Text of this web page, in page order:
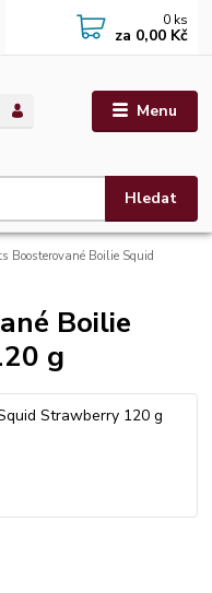
Menu
Hledat
0 ks
za 0,00 Kč
Boosterované Boilie Squid
Boilie
g